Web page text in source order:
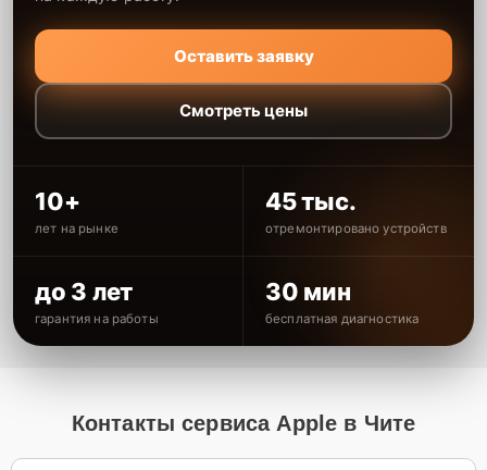
Оставить заявку
Смотреть цены
10+
лет на рынке
45 тыс.
отремонтировано устройств
до 3 лет
гарантия на работы
30 мин
бесплатная диагностика
Контакты сервиса Apple в Чите